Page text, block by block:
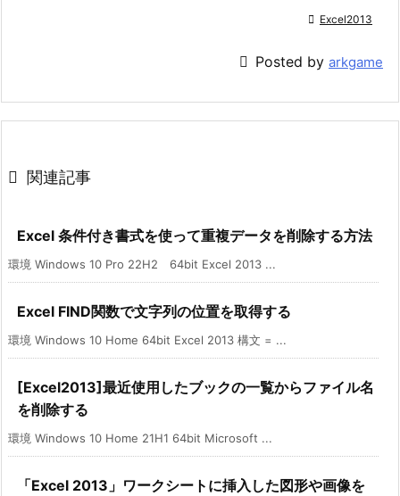
 Excel2013
 Posted by arkgame
 関連記事
Excel 条件付き書式を使って重複データを削除する方法
環境 Windows 10 Pro 22H2 64bit Excel 2013 ...
Excel FIND関数で文字列の位置を取得する
環境 Windows 10 Home 64bit Excel 2013 構文 = ...
[Excel2013]最近使用したブックの一覧からファイル名
を削除する
環境 Windows 10 Home 21H1 64bit Microsoft ...
「Excel 2013」ワークシートに挿入した図形や画像を